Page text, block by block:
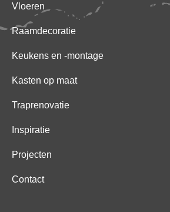
Vloeren
Raamdecoratie
Keukens en -montage
Kasten op maat
Traprenovatie
Inspiratie
Projecten
Contact